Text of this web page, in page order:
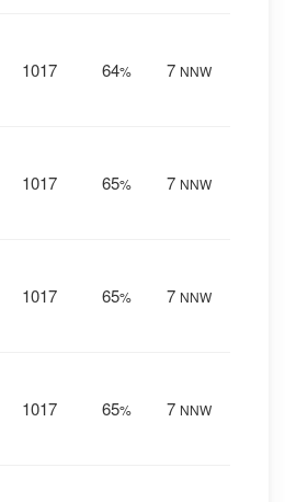
1017 64% 7 NNW
1017 65% 7 NNW
1017 65% 7 NNW
1017 65% 7 NNW